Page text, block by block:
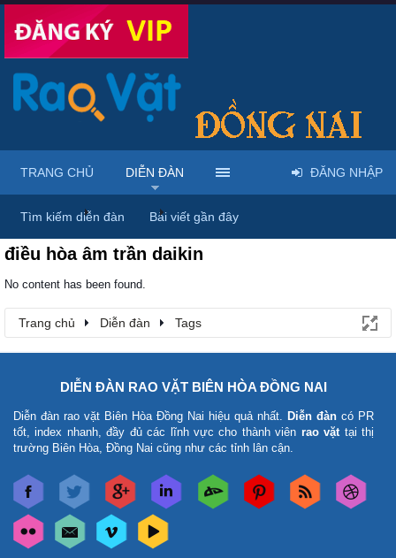
Trang chủ Diễn đàn Tags
điều hòa âm trần daikin
No content has been found.
Trang chủ Diễn đàn Tags
TRANG CHỦ DIỄN ĐÀN
Tìm kiếm diễn đàn Bài viết gần đây
ĐĂNG NHẬP
DIỄN ĐÀN RAO VẶT BIÊN HÒA ĐỒNG NAI
Diễn đàn rao vặt Biên Hòa Đồng Nai hiệu quả nhất. Diễn đàn có PR
tốt, index nhanh, đầy đủ các lĩnh vực cho thành viên rao vặttại thị
trường Biên Hòa, Đồng Nai cũng như các tỉnh lân cận.